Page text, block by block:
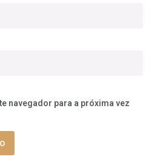
navegador para a próxima vez